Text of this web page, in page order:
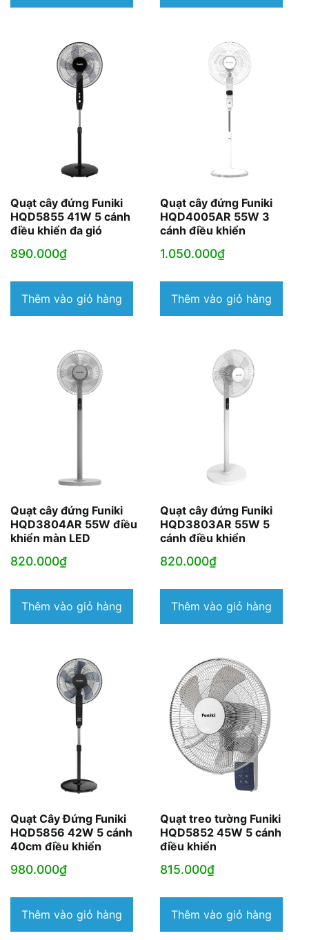
Quạt cây đứng Funiki
HQD5855 41W 5 cánh
điều khiển đa gió
890.000₫
Thêm vào giỏ hàng
Quạt cây đứng Funiki
HQD4005AR 55W 3
cánh điều khiển
1.050.000₫
Thêm vào giỏ hàng
Quạt cây đứng Funiki
HQD3804AR 55W điều
khiển màn LED
820.000₫
Thêm vào giỏ hàng
Quạt cây đứng Funiki
HQD3803AR 55W 5
cánh điều khiển
820.000₫
Thêm vào giỏ hàng
Quạt Cây Đứng Funiki
HQD5856 42W 5 cánh
40cm điều khiển
980.000₫
Thêm vào giỏ hàng
Quạt treo tường Funiki
HQD5852 45W 5 cánh
điều khiển
815.000₫
Thêm vào giỏ hàng